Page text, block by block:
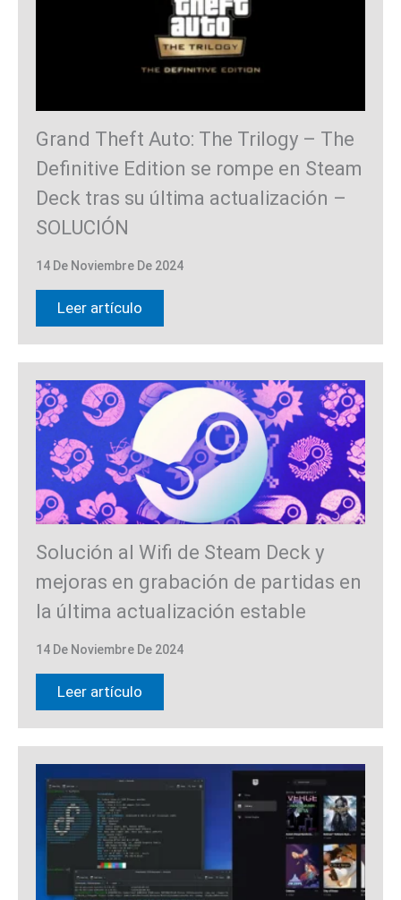
Grand Theft Auto: The Trilogy – The
Definitive Edition se rompe en Steam
Deck tras su última actualización –
SOLUCIÓN
14 De Noviembre De 2024
Leer artículo
Solución al Wifi de Steam Deck y
mejoras en grabación de partidas en
la última actualización estable
14 De Noviembre De 2024
Leer artículo